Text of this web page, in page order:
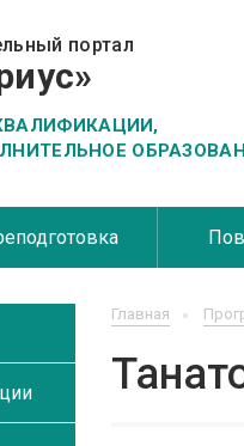
портал
Главная